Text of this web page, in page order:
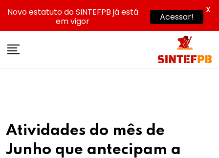
Atividades do mês de
Junho que antecipam a
Novo estatuto do SINTEFPB já está
em vigor
Acessar!
X